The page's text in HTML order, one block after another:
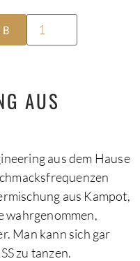
AUS
aus dem Hause
aus Kampot,
wahrgenommen,
Man kann sich gar
zu tanzen.